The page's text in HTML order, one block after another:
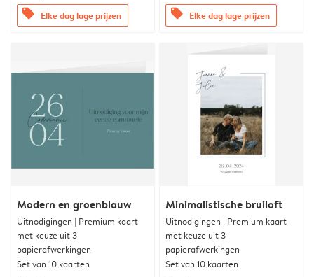
offers Elke dag lage prijzen offers Elke dag lage prijzen
Modern en groenblauw
Uitnodigingen | Premium kaart
met keuze uit 3
papierafwerkingen
Set van 10 kaarten
Minimalistische bruiloft
Uitnodigingen | Premium kaart
met keuze uit 3
papierafwerkingen
Set van 10 kaarten